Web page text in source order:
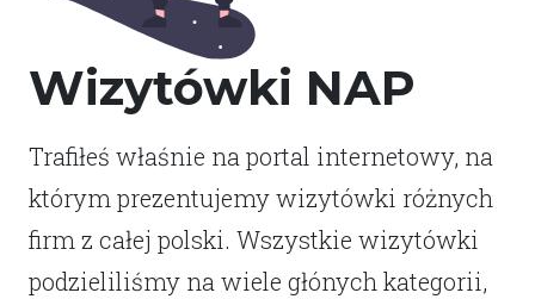
Wizytówki NAP
Trafiłeś właśnie na portal internetowy, na
którym prezentujemy wizytówki różnych
firm z całej polski. Wszystkie wizytówki
podzieliliśmy na wiele głónych kategorii,